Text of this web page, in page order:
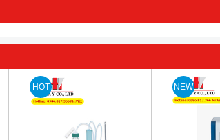
HOT NEW